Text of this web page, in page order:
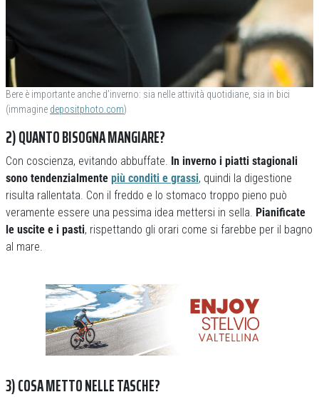
Bere è importante anche d’inverno: sia nelle attività quotidiane, sia in bici
(immagine depositphoto.com)
2) QUANTO BISOGNA MANGIARE?
Con coscienza, evitando abbuffate. In inverno i piatti stagionali
sono tendenzialmente più conditi e grassi, quindi la digestione
risulta rallentata. Con il freddo e lo stomaco troppo pieno può
veramente essere una pessima idea mettersi in sella. Pianificate
le uscite e i pasti, rispettando gli orari come si farebbe per il bagno
al mare.
3) COSA METTO NELLE TASCHE?